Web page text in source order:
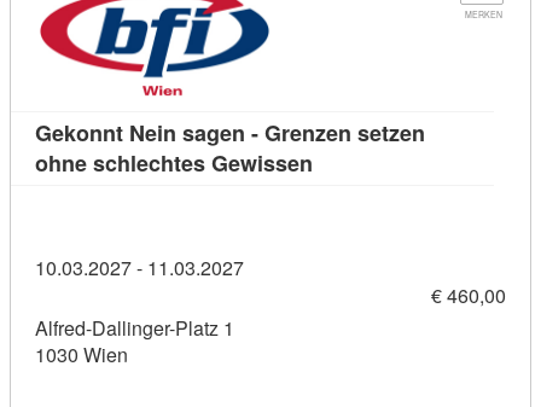
MERKEN
Gekonnt Nein sagen - Grenzen setzen
ohne schlechtes Gewissen
10.03.2027 - 11.03.2027
€ 460,00
Alfred-Dallinger-Platz 1
1030 Wien